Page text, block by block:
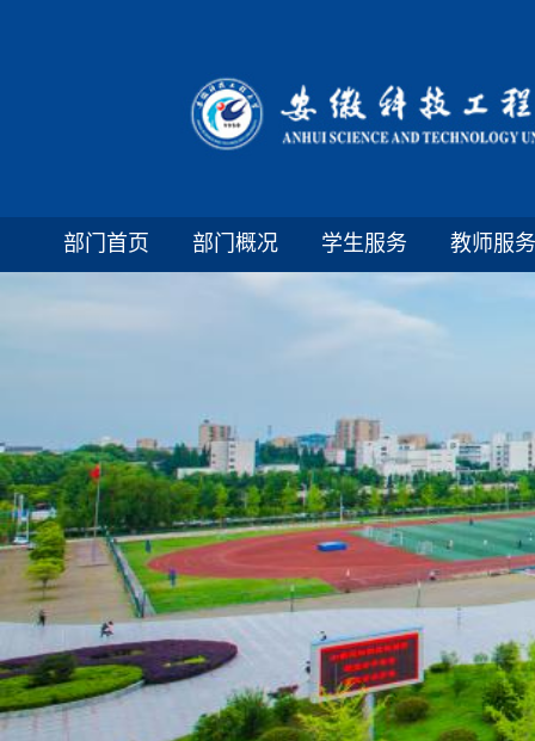
部门首页 部门概况 学生服务 教师服务